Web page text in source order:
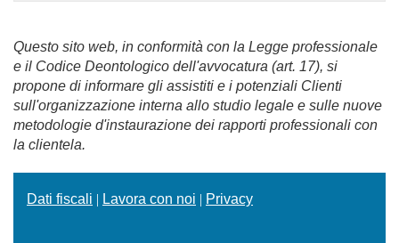
Questo sito web, in conformità con la Legge professionale
e il Codice Deontologico dell'avvocatura (art. 17), si
propone di informare gli assistiti e i potenziali Clienti
sull'organizzazione interna allo studio legale e sulle nuove
metodologie d'instaurazione dei rapporti professionali con
la clientela.
Dati fiscali | Lavora con noi | Privacy